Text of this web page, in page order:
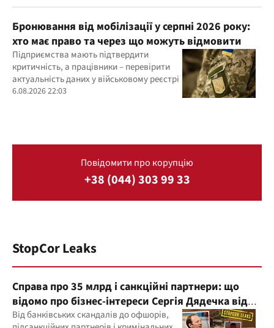
Бронювання від мобілізації у серпні 2026 року:
хто має право та через що можуть відмовити
Підприємства мають підтвердити
критичність, а працівники – перевірити
актуальність даних у військовому реєстрі
6.08.2026 22:03
Повідомити про корупцію
+38 (044) 303 99 33
StopCor Leaks
Справа про 35 млрд і санкційні партнери: що
відомо про бізнес-інтереси Сергія Дядечка від
"Родовід Банку" до "ФАРМАСЕЛ"
Від банківських скандалів до офшорів,